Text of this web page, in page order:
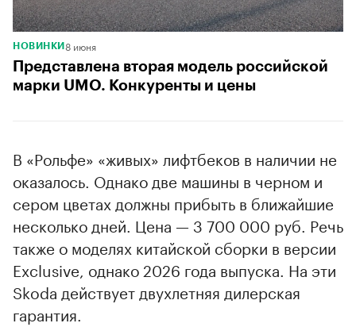
НОВИНКИ 8 июня
Представлена вторая модель российской
марки UMO. Конкуренты и цены
В «Рольфе» «живых» лифтбеков в наличии не
оказалось. Однако две машины в черном и
сером цветах должны прибыть в ближайшие
несколько дней. Цена — 3 700 000 руб. Речь
также о моделях китайской сборки в версии
Exсlusive, однако 2026 года выпуска. На эти
Skoda действует двухлетняя дилерская
гарантия.